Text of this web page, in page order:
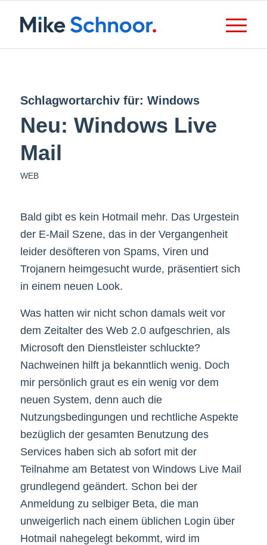
Schlagwortarchiv für: Windows
Neu: Windows Live
Mail
WEB
Bald gibt es kein Hotmail mehr. Das Urgestein
der E-Mail Szene, das in der Vergangenheit
leider desöfteren von Spams, Viren und
Trojanern heimgesucht wurde, präsentiert sich
in einem neuen Look.
Was hatten wir nicht schon damals weit vor
dem Zeitalter des Web 2.0 aufgeschrien, als
Microsoft den Dienstleister schluckte?
Nachweinen hilft ja bekanntlich wenig. Doch
mir persönlich graut es ein wenig vor dem
neuen System, denn auch die
Nutzungsbedingungen und rechtliche Aspekte
bezüglich der gesamten Benutzung des
Services haben sich ab sofort mit der
Teilnahme am Betatest von Windows Live Mail
grundlegend geändert. Schon bei der
Anmeldung zu selbiger Beta, die man
unweigerlich nach einem üblichen Login über
Hotmail nahegelegt bekommt, wird im